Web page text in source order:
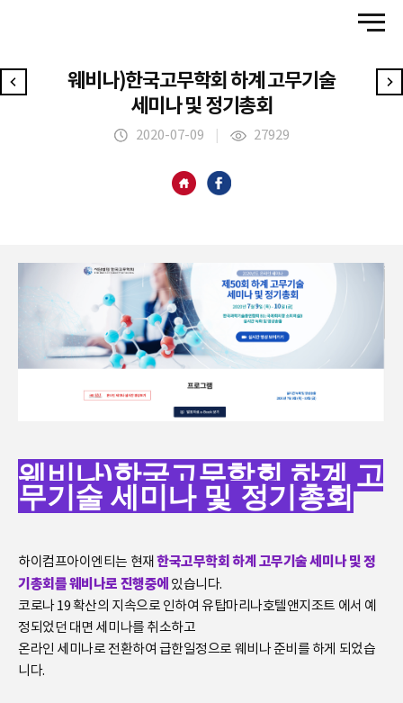
웨비나)한국고무학회 하계 고무기술
세미나 및 정기총회
2020-07-09 27929
웨비나)한국고무학회 하계 고
무기술 세미나 및 정기총회
하이컴프아이엔티는 현재한국고무학회 하계 고무기술 세미나 및 정
기총회를 웨비나로 진행중에 있습니다.
코로나 19 확산의 지속으로 인하여 유탑마리나호텔앤지조트 에서 예
정되었던 대면 세미나를 취소하고
온라인 세미나로 전환하여 급한일정으로 웨비나 준비를 하게 되었습
니다.